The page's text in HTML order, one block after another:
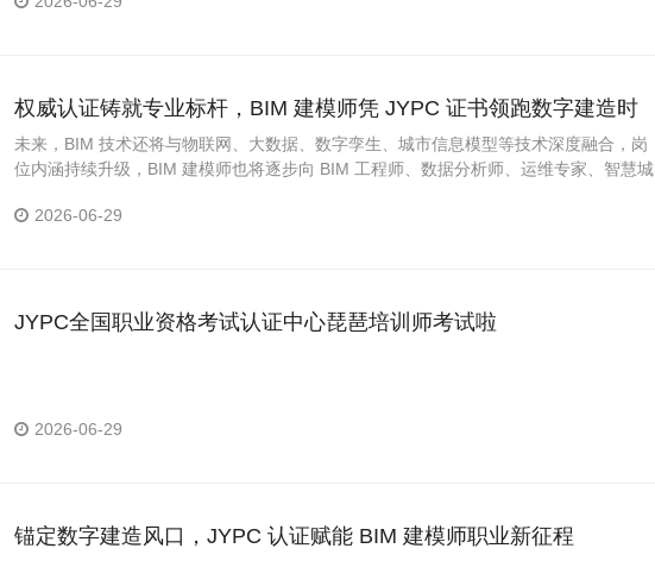
权威认证铸就专业标杆，BIM 建模师凭 JYPC 证书领跑数字建造时
代
未来，BIM 技术还将与物联网、大数据、数字孪生、城市信息模型等技术深度融合，岗
位内涵持续升级，BIM 建模师也将逐步向 BIM 工程师、数据分析师、运维专家、智慧城
2026-06-29
JYPC全国职业资格考试认证中心琵琶培训师考试啦
2026-06-29
锚定数字建造风口，JYPC 认证赋能 BIM 建模师职业新征程